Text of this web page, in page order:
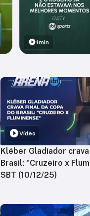
1min
Vídeo
Kléber Gladiador
Brasil: "Cruzeiro x
SBT (10/12/25)